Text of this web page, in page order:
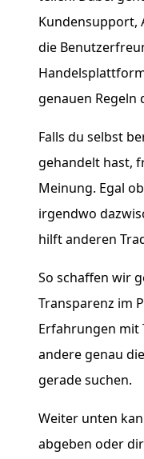
Kundensupport,
die
genauen Regeln
Falls du selbst
gehandelt hast,
Meinung. Egal
irgendwo
hilft anderen
So schaffen wir
Transparenz im
Erfahrungen mit
andere genau
gerade suchen.
Weiter unten
abgeben oder